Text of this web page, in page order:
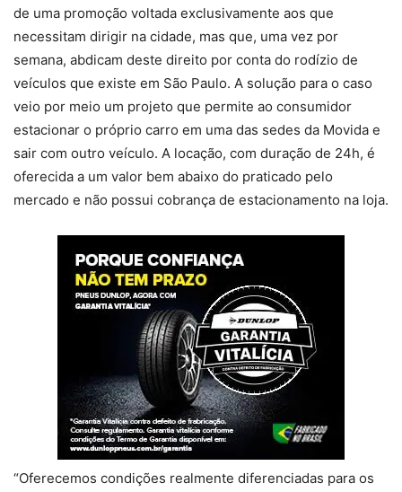
de uma promoção voltada exclusivamente aos que
necessitam dirigir na cidade, mas que, uma vez por
semana, abdicam deste direito por conta do rodízio de
veículos que existe em São Paulo. A solução para o caso
veio por meio um projeto que permite ao consumidor
estacionar o próprio carro em uma das sedes da Movida e
sair com outro veículo. A locação, com duração de 24h, é
oferecida a um valor bem abaixo do praticado pelo
mercado e não possui cobrança de estacionamento na loja.
“Oferecemos condições realmente diferenciadas para os